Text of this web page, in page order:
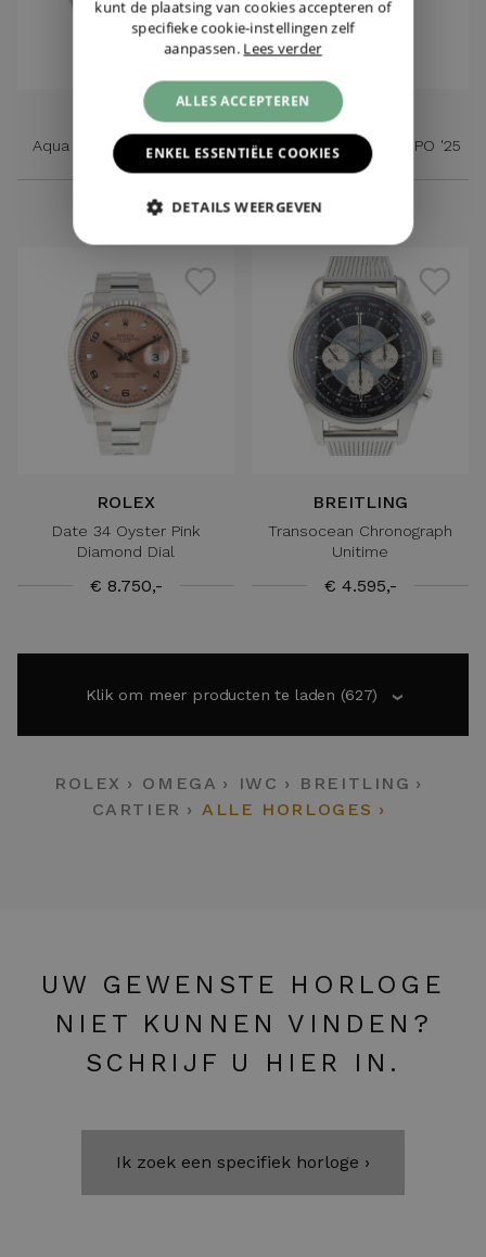
OMEGA
Aqua Terra Shades 38MM
€ 5.150,-
ROLEX
Air-King Blue Rolex CPO '25
€ 4.995,-
ROLEX
Date 34 Oyster Pink
Diamond Dial
€ 8.750,-
BREITLING
Transocean Chronograph
Unitime
€ 4.595,-
Klik om meer producten te laden (627) ›
ROLEX OMEGA IWC
BREITLING
CARTIER
ALLE HORLOGES
UW GEWENSTE HORLOGE
NIET KUNNEN VINDEN?
SCHRIJF U HIER IN.
Ik zoek een specifiek horloge ›
kunt de plaatsing van cookies accepteren of
specifieke cookie-instellingen zelf
aanpassen. Lees verder
ALLES ACCEPTEREN
ENKEL ESSENTIËLE COOKIES
DETAILS WEERGEVEN